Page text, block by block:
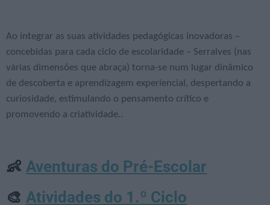
Ao integrar as suas atividades pedagógicas inovadoras –
concebidas para cada ciclo de escolaridade – Serralves (nas
várias dimensões que abraça) torna-se num lugar dinâmico
de descoberta e aprendizagem experiencial, despertando a
curiosidade, estimulando o pensamento crítico e
promovendo a criatividade..
👶 Aventuras do Pré-Escolar
🎨 Atividades do 1.º Ciclo